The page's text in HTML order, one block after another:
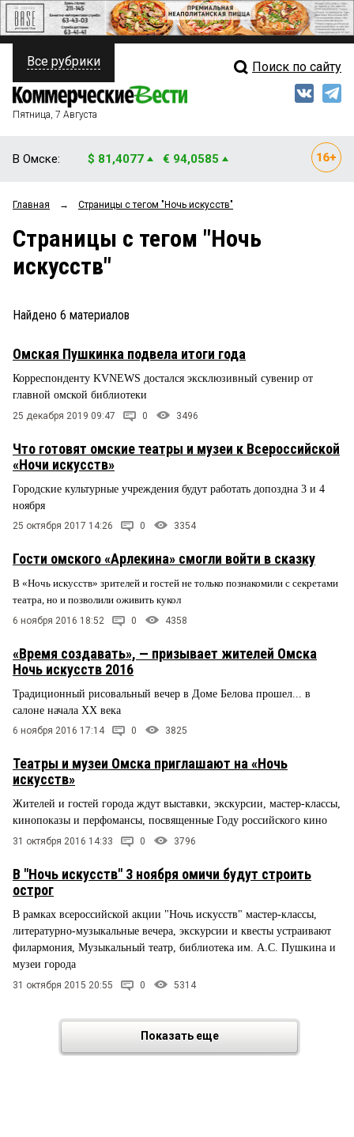
ПОЛИТИКА
ФИНАНСЫ
ОБЩЕСТВО
ЗАКОН
НОВОСТИ КОМПАНИЙ
ПРОИСШЕСТВИЯ
СТИЛЬ ЖИЗНИ
Свежий выпуск
Мнения
Рейтинги
Все рубрики Поиск по сайту
Пятница, 7 Августа
В Омске: $ 81,4077 € 94,0585
Главная → Страницы c тегом "Ночь искусств"
Страницы c тегом "Ночь
искусств"
Найдено 6 материалов
Омская Пушкинка подвела итоги года
Корреспонденту KVNEWS достался эксклюзивный сувенир от
главной омской библиотеки
25 декабря 2019 09:47 0 3496
Что готовят омские театры и музеи к Всероссийской
«Ночи искусств»
Городские культурные учреждения будут работать допоздна 3 и 4
ноября
25 октября 2017 14:26 0 3354
Гости омского «Арлекина» смогли войти в сказку
В «Ночь искусств» зрителей и гостей не только познакомили с секретами
театра, но и позволили оживить кукол
6 ноября 2016 18:52 0 4358
«Время создавать», — призывает жителей Омска
Ночь искусств 2016
Традиционный рисовальный вечер в Доме Белова прошел... в
салоне начала XX века
6 ноября 2016 17:14 0 3825
Театры и музеи Омска приглашают на «Ночь
искусств»
Жителей и гостей города ждут выставки, экскурсии, мастер-классы,
кинопоказы и перфомансы, посвященные Году российского кино
31 октября 2016 14:33 0 3796
В "Ночь искусств" 3 ноября омичи будут строить
острог
В рамках всероссийской акции "Ночь искусств" мастер-классы,
литературно-музыкальные вечера, экскурсии и квесты устраивают
филармония, Музыкальный театр, библиотека им. А.С. Пушкина и
музеи города
31 октября 2015 20:55 0 5314
Показать еще